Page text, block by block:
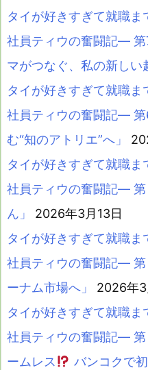
タイが好きすぎて就職
社員ティウの奮闘記― 第
マがつなぐ、私の新しい
タイが好きすぎて就職
社員ティウの奮闘記―
む“知のアトリエ”へ」
タイが好きすぎて就職
社員ティウの奮闘記―
ん」
2026年3月13日
タイが好きすぎて就職
社員ティウの奮闘記― 第
ーナム市場へ」
2026年3
タイが好きすぎて就職
社員ティウの奮闘記―
ームレス
バンコクで